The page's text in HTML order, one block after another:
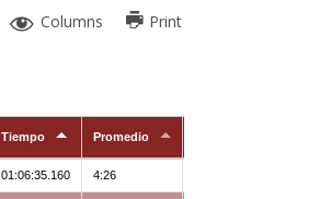
Columns Print
Tiempo Promedio
01:06:35.160 4:26